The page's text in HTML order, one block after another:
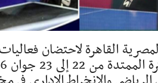
القاهرة لاحتضان